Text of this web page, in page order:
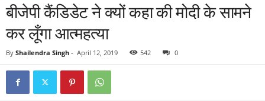
बीजेपी कैंडिडेट ने क्यों कहा की मोदी के सामने
कर लूँगा आत्महत्या
By Shailendra Singh - April 12, 2019 542 0